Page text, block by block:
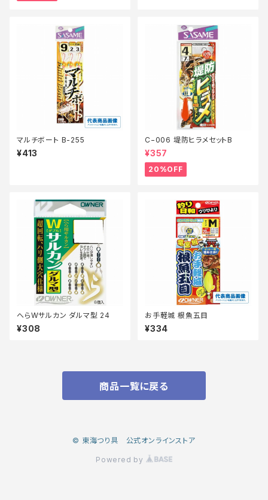
マルチボート B-255
¥413
C−006 堤防ヒラメセットB
¥357
20%OFF
へらWサルカン ダルマ型 24
¥308
お手軽城 根魚五目
¥334
商品一覧に戻る
© 東海つり具 公式オンラインストア
Powered by